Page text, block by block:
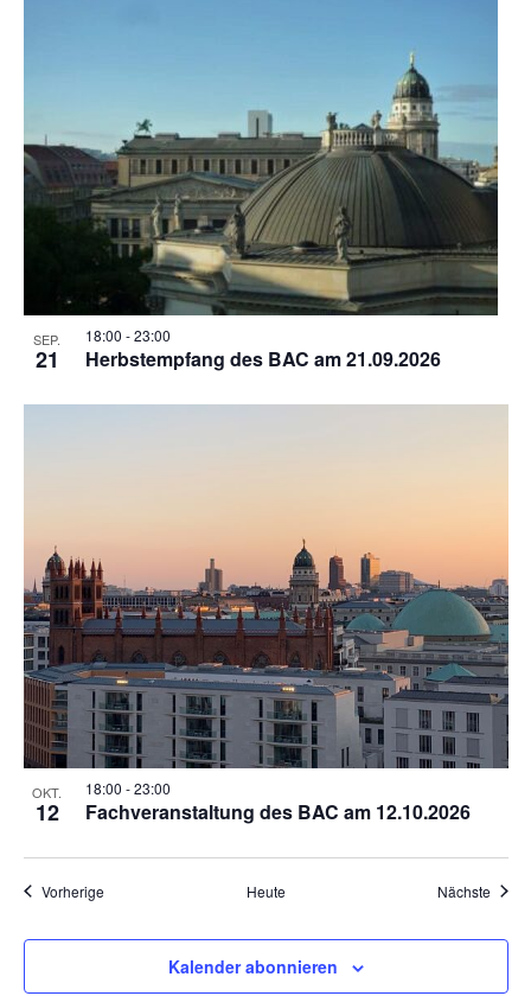
SEP.
21 Herbstempfang des BAC am 21.09.2026
18:00 -23:00
OKT.
12 Fachveranstaltung des BAC am 12.10.2026
18:00 -23:00
VorherigeVeranstaltungen Heute Nächste
Kalender abonnieren